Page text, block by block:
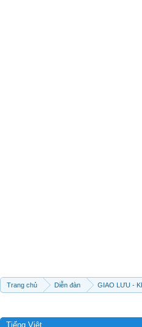
Trang chủ Diễn đàn GIAO LƯU -
Tiếng Việt